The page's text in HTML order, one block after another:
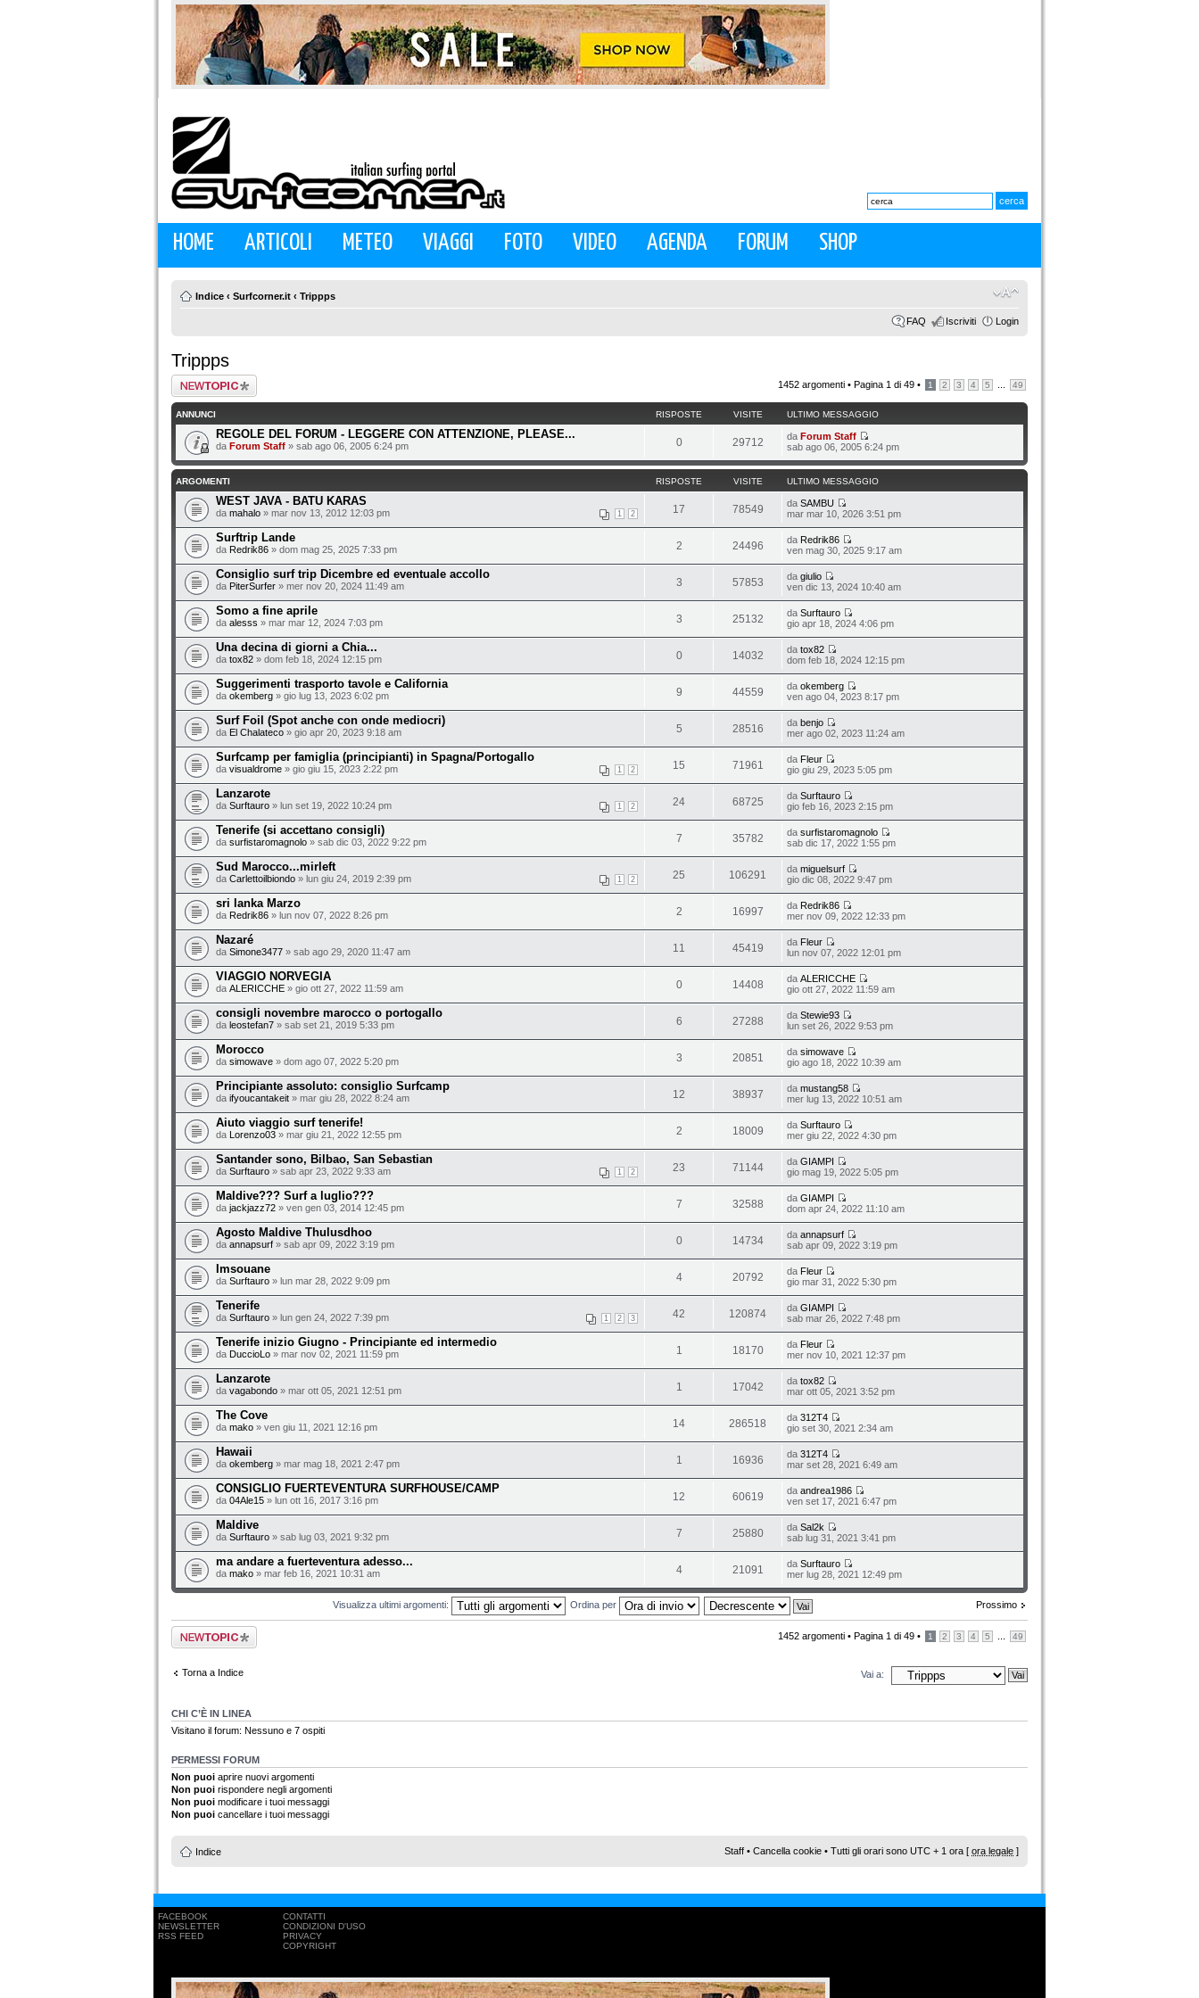
HOME ARTICOLI METEO VIAGGI FOTO VIDEO AGENDA FORUM SHOP
Indice ‹ Surfcorner.it ‹ Trippps
FAQ Iscriviti Login
Trippps
Scrivi un nuovo
argomento
1452 argomenti • Pagina 1 di 49 • 1 2 3 4 5 49
ANNUNCI RISPOSTE VISITE ULTIMO MESSAGGIO
REGOLE DEL FORUM - LEGGERE CON ATTENZIONE, PLEASE...
da Forum Staff » sab ago 06, 2005 6:24 pm 0 29712 da Forum Staff
sab ago 06, 2005 6:24 pm
ARGOMENTI RISPOSTE VISITE ULTIMO MESSAGGIO
WEST JAVA - BATU KARAS
1 2
da mahalo » mar nov 13, 2012 12:03 pm 17 78549 da SAMBU
mar mar 10, 2026 3:51 pm
Surftrip Lande
da Redrik86 » dom mag 25, 2025 7:33 pm 2 24496 da Redrik86
ven mag 30, 2025 9:17 am
Consiglio surf trip Dicembre ed eventuale accollo
da PiterSurfer » mer nov 20, 2024 11:49 am 3 57853 da giulio
ven dic 13, 2024 10:40 am
Somo a fine aprile
da alesss » mar mar 12, 2024 7:03 pm 3 25132 da Surftauro
gio apr 18, 2024 4:06 pm
Una decina di giorni a Chia...
da tox82 » dom feb 18, 2024 12:15 pm 0 14032 da tox82
dom feb 18, 2024 12:15 pm
Suggerimenti trasporto tavole e California
da okemberg » gio lug 13, 2023 6:02 pm 9 44559 da okemberg
ven ago 04, 2023 8:17 pm
Surf Foil (Spot anche con onde mediocri)
da El Chalateco » gio apr 20, 2023 9:18 am 5 28516 da benjo
mer ago 02, 2023 11:24 am
Surfcamp per famiglia (principianti) in Spagna/Portogallo
1 2
da visualdrome » gio giu 15, 2023 2:22 pm 15 71961 da Fleur
gio giu 29, 2023 5:05 pm
Lanzarote
1 2
da Surftauro » lun set 19, 2022 10:24 pm 24 68725 da Surftauro
gio feb 16, 2023 2:15 pm
Tenerife (si accettano consigli)
da surfistaromagnolo » sab dic 03, 2022 9:22 pm 7 35782 da surfistaromagnolo
sab dic 17, 2022 1:55 pm
Sud Marocco...mirleft
1 2
da Carlettoilbiondo » lun giu 24, 2019 2:39 pm 25 106291 da miguelsurf
gio dic 08, 2022 9:47 pm
sri lanka Marzo
da Redrik86 » lun nov 07, 2022 8:26 pm 2 16997 da Redrik86
mer nov 09, 2022 12:33 pm
Nazaré
da Simone3477 » sab ago 29, 2020 11:47 am 11 45419 da Fleur
lun nov 07, 2022 12:01 pm
VIAGGIO NORVEGIA
da ALERICCHE » gio ott 27, 2022 11:59 am 0 14408 da ALERICCHE
gio ott 27, 2022 11:59 am
consigli novembre marocco o portogallo
da leostefan7 » sab set 21, 2019 5:33 pm 6 27288 da Stewie93
lun set 26, 2022 9:53 pm
Morocco
da simowave » dom ago 07, 2022 5:20 pm 3 20851 da simowave
gio ago 18, 2022 10:39 am
Principiante assoluto: consiglio Surfcamp
da ifyoucantakeit » mar giu 28, 2022 8:24 am 12 38937 da mustang58
mer lug 13, 2022 10:51 am
Aiuto viaggio surf tenerife!
da Lorenzo03 » mar giu 21, 2022 12:55 pm 2 18009 da Surftauro
mer giu 22, 2022 4:30 pm
Santander sono, Bilbao, San Sebastian
1 2
da Surftauro » sab apr 23, 2022 9:33 am 23 71144 da GIAMPI
gio mag 19, 2022 5:05 pm
Maldive??? Surf a luglio???
da jackjazz72 » ven gen 03, 2014 12:45 pm 7 32588 da GIAMPI
dom apr 24, 2022 11:10 am
Agosto Maldive Thulusdhoo
da annapsurf » sab apr 09, 2022 3:19 pm 0 14734 da annapsurf
sab apr 09, 2022 3:19 pm
Imsouane
da Surftauro » lun mar 28, 2022 9:09 pm 4 20792 da Fleur
gio mar 31, 2022 5:30 pm
Tenerife
1 2 3
da Surftauro » lun gen 24, 2022 7:39 pm 42 120874 da GIAMPI
sab mar 26, 2022 7:48 pm
Tenerife inizio Giugno - Principiante ed intermedio
da DuccioLo » mar nov 02, 2021 11:59 pm 1 18170 da Fleur
mer nov 10, 2021 12:37 pm
Lanzarote
da vagabondo » mar ott 05, 2021 12:51 pm 1 17042 da tox82
mar ott 05, 2021 3:52 pm
The Cove
da mako » ven giu 11, 2021 12:16 pm 14 286518 da 312T4
gio set 30, 2021 2:34 am
Hawaii
da okemberg » mar mag 18, 2021 2:47 pm 1 16936 da 312T4
mar set 28, 2021 6:49 am
CONSIGLIO FUERTEVENTURA SURFHOUSE/CAMP
da 04Ale15 » lun ott 16, 2017 3:16 pm 12 60619 da andrea1986
ven set 17, 2021 6:47 pm
Maldive
da Surftauro » sab lug 03, 2021 9:32 pm 7 25880 da Sal2k
sab lug 31, 2021 3:41 pm
ma andare a fuerteventura adesso...
da mako » mar feb 16, 2021 10:31 am 4 21091 da Surftauro
mer lug 28, 2021 12:49 pm
Prossimo
Visualizza ultimi argomenti: Ordina per
Scrivi un nuovo
argomento
1452 argomenti • Pagina 1 di 49 • 1 2 3 4 5 49
Torna a Indice Vai a:
CHI C’È IN LINEA
Visitano il forum: Nessuno e 7 ospiti
PERMESSI FORUM
Non puoi aprire nuovi argomenti
Non puoi rispondere negli argomenti
Non puoi modificare i tuoi messaggi
Non puoi cancellare i tuoi messaggi
Indice Staff • Cancella cookie • Tutti gli orari sono UTC + 1 ora [ ora legale ]
FACEBOOK
NEWSLETTER
RSS FEED
CONTATTI
CONDIZIONI D'USO
PRIVACY
COPYRIGHT